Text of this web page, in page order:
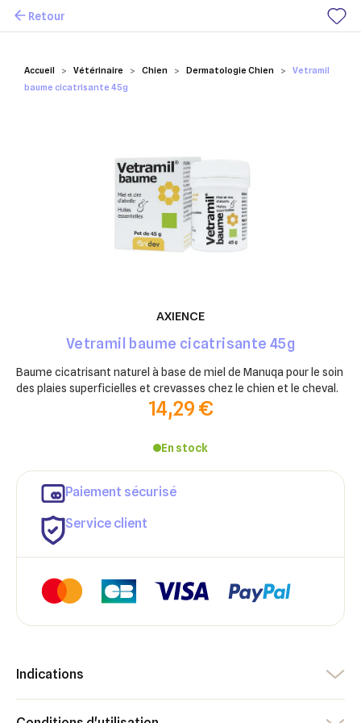
Mes favoris
Accueil Vétérinaire Chien Dermatologie Chien
Vetramil
baume cicatrisante 45g
Retour
AXIENCE
Vetramil baume cicatrisante 45g
Baume cicatrisant naturel à base de miel de Manuqa pour le soin
des plaies superficielles et crevasses chez le chien et le cheval.
14,29 €
En stock
Paiement sécurisé
Service client
Indications
×
×